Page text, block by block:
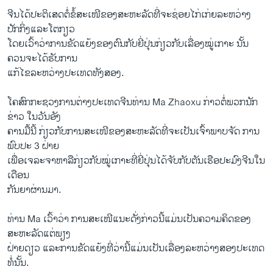
ສຽງ
ລາຍການກະຈາຍສຽງ
ລາຍງານ
ຕິດຕາມພວກເຮົາ ທີ່
ພາສາຕ່າງໆ
ຈີນໄດ້ປະຕິເສດຕໍ່ຂໍ້ສະເໜີຂອງສະຫະລັດທີ່ຈະຊ່ອຍໄກ່ເກ່ຍລະຫວ່າງ
ປັກກິ່ງແລະໂຕກຽວ
ໂດຍເວົ້າວ່າການຂັດແຍ້ງຂອງຕົນກັບຍີ່ປຸ່ນກ່ຽວກັບເລື່ອງໝູ່ເກາະ ນັ້ນ
ຄວນຈະໄດ້ຮັບການ
ແກ້ໄຂລະຫວ່າງປະເທດທັງສອງ.
ໂຄສົກກະຊວງການຕ່າງປະເທດຈີນທ່ານ Ma Zhaoxu ກ່າວຕໍ່ພວກນັກ
ຂ່າວ ໃນວັນອັງ
ຄານມື້ນີ້ ກ່ຽວກັບການສະເໜີຂອງສະຫະລັດທີ່ຈະເປັນເຈົ້າພາບຈັດ ການ
ພົບປະ 3 ຝ່າຍ
ເພື່ອເຈລະຈາຫາລືກ່ຽວກັບໝູ່ເກາະທີ່ຍີ່ປຸ່ນໄດ້ຈັບກັບຕັນເຮືອປະມົງຈີນໃນ
ເດືອນ
ກັນຍາຜ່ານມາ.
ທ່ານ Ma ເວົ້າວ່າ ການສະເໜີແນະດັ່ງກ່າວນີ້ແມ່ນເປັນຄວາມຄິດຂອງ
ສະຫະລັດແຕ່ພຽງ
ຝ່າຍດຽວ ແລະການຂັດແຍ້ງທີ່ວ່ານີ້ແມ່ນເປັນເລື່ອງລະຫວ່າງສອງປະເທດ
ທໍ່ນັ້ນ.